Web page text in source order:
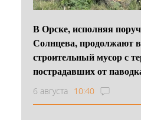
В Орске, исполняя
Солнцева, продолжают
строительный мусор с
пострадавших от
6 августа 10:40